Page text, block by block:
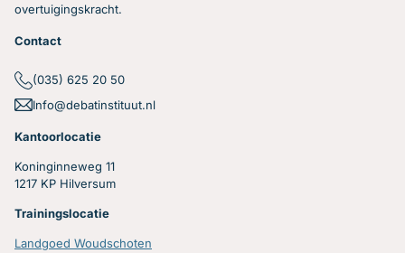
overtuigingskracht.
Contact
(035) 625 20 50
Info@debatinstituut.nl
Kantoorlocatie
Koninginneweg 11
1217 KP Hilversum
Trainingslocatie
Landgoed Woudschoten